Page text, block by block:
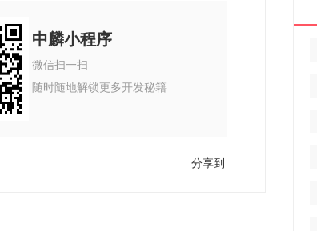
中麟小程序
微信扫一扫
随时随地解锁更多开发秘籍
分享到